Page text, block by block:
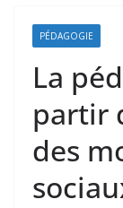
PÉDAGOGIE
La
partir
des